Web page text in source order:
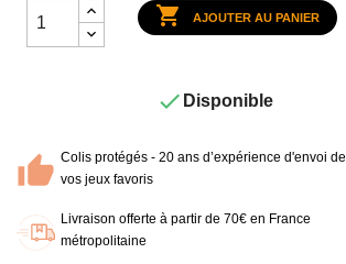
 AJOUTER AU PANIER
 Disponible
Colis protégés - 20 ans d’expérience d'envoi de
vos jeux favoris
Livraison offerte à partir de 70€ en France
métropolitaine